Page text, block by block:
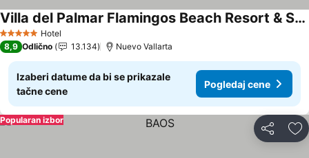
5 ZvezdiceHotel
Villa del Palmar Flamingos Beach Resort & Spa Riviera Nayarit
Pogledaj cene
8,9 Odlično 13.134 Nuevo Vallarta
Izaberi datume da bi se prikazale
tačne cene
Pogledaj cene
Deli
Popularan izbor